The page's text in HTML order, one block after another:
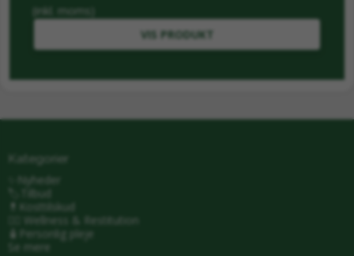
(inkl. moms)
VIS PRODUKT
Kategorier
✨Nyheder
🏷️Tilbud
💊Kosttilskud
🧖‍♂️ Wellness & Restitution
🧴Personlig pleje
Se mere